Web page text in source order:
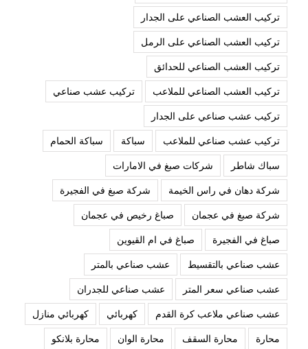
تركيب العشب الصناعي على الجدار
تركيب العشب الصناعي على الرمل
تركيب العشب الصناعي للحدائق
تركيب العشب الصناعي للملاعب
تركيب عشب صناعي
تركيب عشب صناعي على الجدار
تركيب عشب صناعي للملاعب
سباكة
سباكة الحمام
سباك شاطر
شركات صبغ في الامارات
شركة دهان في راس الخيمة
شركة صبغ في الفجيرة
شركة صبغ في عجمان
صباغ رخيص في عجمان
صباغ في الفجيرة
صباغ في ام القيوين
عشب صناعي بالتقسيط
عشب صناعي بالمتر
عشب صناعي سعر المتر
عشب صناعي للجدران
عشب صناعي ملاعب كرة القدم
كهربائي
كهربائي منازل
محارة
محارة السقف محارة الوان محارة بلانكو